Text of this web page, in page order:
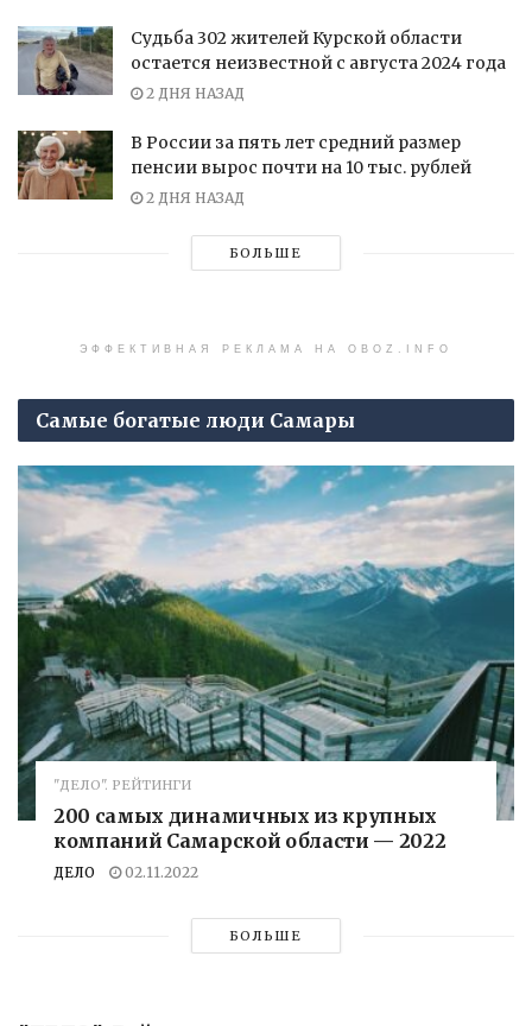
Судьба 302 жителей Курской области
остается неизвестной с августа 2024 года
2 ДНЯ НАЗАД
В России за пять лет средний размер
пенсии вырос почти на 10 тыс. рублей
2 ДНЯ НАЗАД
БОЛЬШЕ
ЭФФЕКТИВНАЯ РЕКЛАМА НА OBOZ.INFO
Самые богатые люди Самары
"ДЕЛО". РЕЙТИНГИ
200 самых динамичных из крупных
компаний Самарской области — 2022
ДЕЛО 02.11.2022
БОЛЬШЕ